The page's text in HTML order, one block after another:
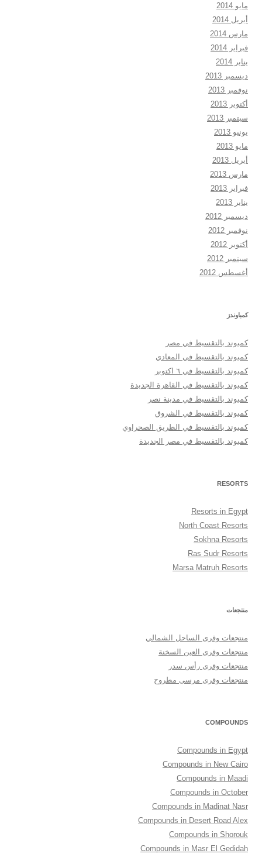
مايو 2014
أبريل 2014
مارس 2014
فبراير 2014
يناير 2014
ديسمبر 2013
نوفمبر 2013
أكتوبر 2013
سبتمبر 2013
يونيو 2013
مايو 2013
أبريل 2013
مارس 2013
فبراير 2013
يناير 2013
ديسمبر 2012
نوفمبر 2012
أكتوبر 2012
سبتمبر 2012
أغسطس 2012
كمباوندز
كمبوند بالتقسيط في مصر
كمبوند بالتقسيط في المعادي
كمبوند بالتقسيط في ٦ اكتوبر
كمبوند بالتقسيط في القاهرة الجديدة
كمبوند بالتقسيط في مدينة نصر
كمبوند بالتقسيط في الشروق
كمبوند بالتقسيط في الطريق الصحراوي
كمبوند بالتقسيط في مصر الجديدة
RESORTS
Resorts in Egypt
North Coast Resorts
Sokhna Resorts
Ras Sudr Resorts
Marsa Matruh Resorts
منتجعات
منتجعات وقرى الساحل الشمالي
منتجعات وقرى العين السخنة
منتجعات وقرى رأس سدر
منتجعات وقرى مرسى مطروح
COMPOUNDS
Compounds in Egypt
Compounds in New Cairo
Compounds in Maadi
Compounds in October
Compounds in Madinat Nasr
Compounds in Desert Road Alex
Compounds in Shorouk
Compounds in Masr El Gedidah